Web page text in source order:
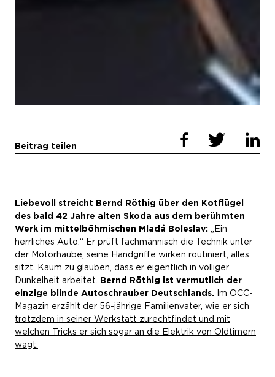
Beitrag teilen
Liebevoll streicht Bernd Röthig über den Kotflügel
des bald 42 Jahre alten Skoda aus dem berühmten
Werk im mittelböhmischen Mladá Boleslav: „Ein
herrliches Auto.“ Er prüft fachmännisch die Technik unter
der Motorhaube, seine Handgriffe wirken routiniert, alles
sitzt. Kaum zu glauben, dass er eigentlich in völliger
Dunkelheit arbeitet. Bernd Röthig ist vermutlich der
einzige blinde Autoschrauber Deutschlands. Im OCC-
Magazin erzählt der 56-jährige Familienvater, wie er sich
trotzdem in seiner Werkstatt zurechtfindet und mit
welchen Tricks er sich sogar an die Elektrik von Oldtimern
wagt.